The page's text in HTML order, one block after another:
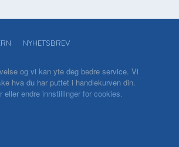
NYHETSBREV
og vi kan yte deg bedre service. Vi
hva du har puttet i handlekurven din.
eller endre innstillinger for cookies.